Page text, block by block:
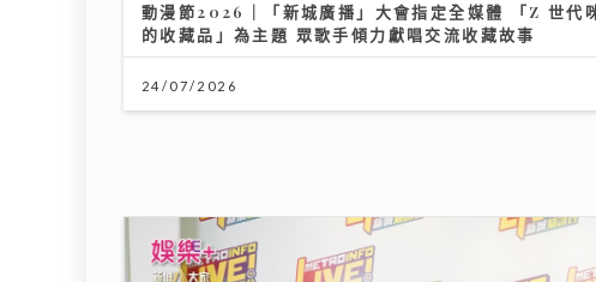
昂坪360二十周年夜航限時登場 市
集變身懷舊霓虹打卡位